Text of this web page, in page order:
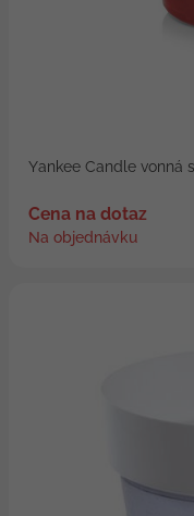
Yankee Candle vonná
Cena na dotaz
Na objednávku